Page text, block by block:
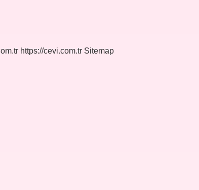
https://cevi.com.tr Sitemap